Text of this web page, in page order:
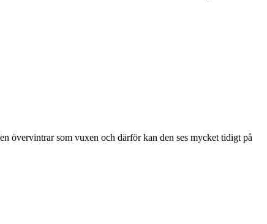
övervintrar som vuxen och därför kan den ses mycket tidigt på